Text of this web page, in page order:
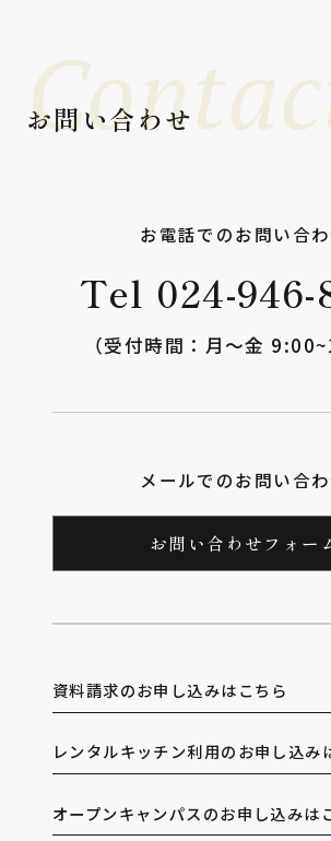
お問い合わせ
お電話でのお問い合
Tel 024-946-
（受付時間：⽉〜⾦
メールでのお問い合
お問い合わせフォー
資料請求のお申し込みはこちら
レンタルキッチン利用のお申し込み
オープンキャンパスのお申し込みは